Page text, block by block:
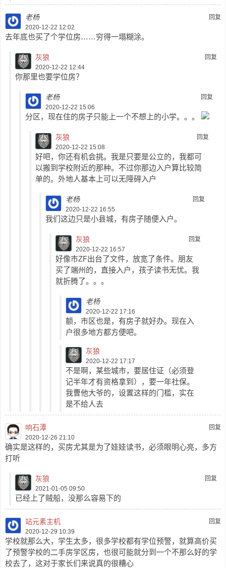
回复
老杨
2020-12-22 12:02
去年底也买了个学位房……穷得一塌糊涂。
回复
灰狼
2020-12-22 12:44
你那里也要学位房？
回复
老杨
2020-12-22 15:06
分区，现在住的房子只能上一个不想上的小学。。。
回复
灰狼
2020-12-22 15:08
好吧，你还有机会挑。我是只要是公立的，我都可
以搬到学校附近的那种。不过你那边入户算比较简
单的。外地人基本上可以无障碍入户
回复
老杨
2020-12-22 16:55
我们这边只是小县城，有房子随便入户。
回复
灰狼
2020-12-22 16:57
好像市ZF出台了文件，放宽了条件。朋友
买了端州的，直接入户，孩子读书无忧。我
就折腾了。。。
老杨
2020-12-22 17:16
额，市区也是，有房子就好办。现在入
户很多地方都方便吧。
灰狼
2020-12-22 17:17
不是啊，某些城市，要居住证（必须登
记半年才有资格拿到），要一年社保。
我曹他大爷的，设置这样的门槛，实在
是不给人去
回复
响石潭
2020-12-26 21:10
确实是这样的，买房尤其是为了娃娃读书，必须眼明心亮，多方
打听
回复
灰狼
2021-01-05 09:50
已经上了贼船，没那么容易下的
回复
站元素主机
2020-12-29 10:39
学校就那么大，学生太多，很多学校都有学位预警，就算高价买
了预警学校的二手房学区房，也很可能就分到一个不那么好的学
校去了，这对于家长们来说真的很糟心